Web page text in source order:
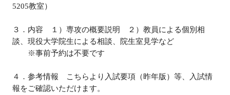
5205教室）
３．内容 １）専攻の概要説明 ２）教員による個別相
談、現役大学院生による相談、院生室見学など
※事前予約は不要です
４．参考情報 こちらより入試要項（昨年版）等、入試情
報をご確認いただけます。